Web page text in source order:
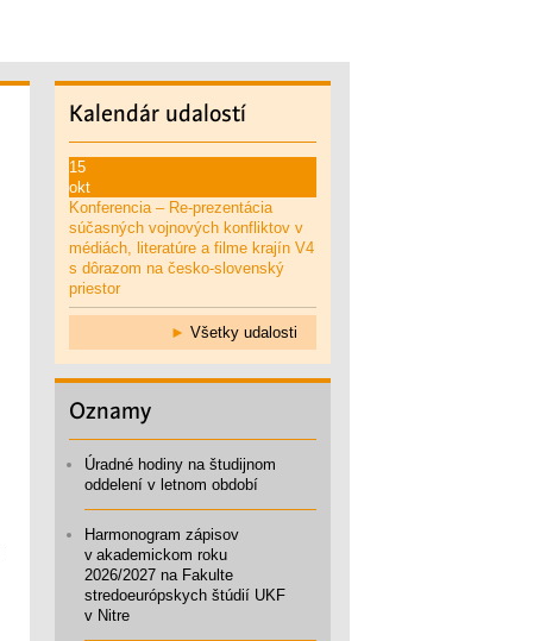
Kalendárudalostí
15
okt
Konferencia – Re-prezentácia
súčasných vojnových konfliktov v
médiách, literatúre a filme krajín V4
s dôrazom na česko-slovenský
priestor
► Všetky udalosti
Oznamy
Úradné hodiny na študijnom
oddelení v letnom období
Harmonogram zápisov
v akademickom roku
2026/2027 na Fakulte
stredoeurópskych štúdií UKF
v Nitre